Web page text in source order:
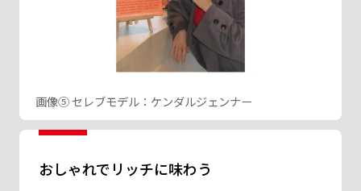
画像⑤ セレブモデル：ケンダルジェンナー
おしゃれでリッチに味わう